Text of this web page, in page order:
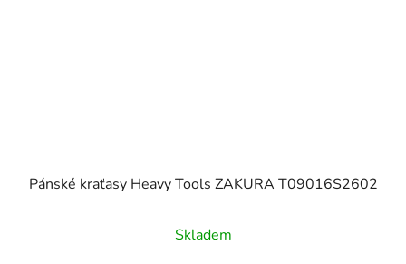
Pánské kraťasy Heavy Tools ZAKURA T09016S2602
Skladem